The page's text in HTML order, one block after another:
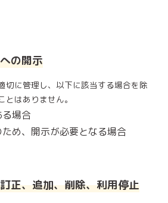
の開示
切に管理し、以下に該当する場合を除
とはありません。
場合
め、開示が必要となる場合
正、追加、削除、利用停止